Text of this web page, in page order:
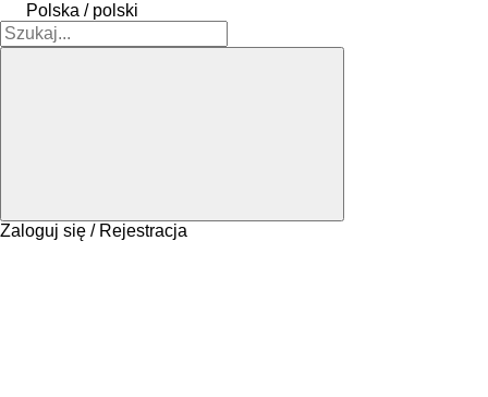
Polska / polski
Zaloguj się / Rejestracja